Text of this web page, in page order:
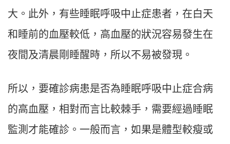
大。此外，有些睡眠呼吸中止症患者，在白天
和睡前的血壓較低，高血壓的狀況容易發生在
夜間及清晨剛睡醒時，所以不易被發現。
所以，要確診病患是否為睡眠呼吸中止症合病
的高血壓，相對而言比較棘手，需要經過睡眠
監測才能確診。一般而言，如果是體型較瘦或